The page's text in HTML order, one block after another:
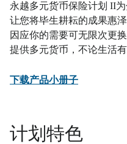
永越多元货币保险计划 II
让您将毕生耕耘的成果惠
因应你的需要可无限次更
提供多元货币，不论生活
PDF
下载产品小册子
计划特色